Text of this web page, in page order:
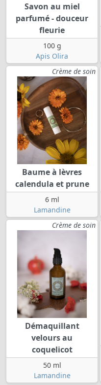
Savon au miel
parfumé - douceur
fleurie
100 g
Apis Olira
Crème de soin
Baume à lèvres
calendula et prune
6 ml
Lamandine
Crème de soin
Démaquillant
velours au
coquelicot
50 ml
Lamandine